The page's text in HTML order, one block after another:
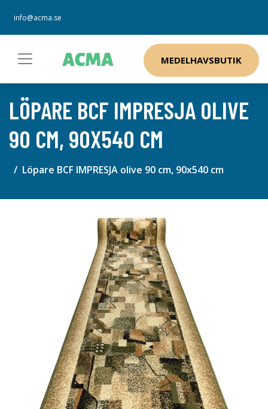
info@acma.se
MEDELHAVSBUTIK
LÖPARE BCF IMPRESJA OLIVE
90 CM, 90X540 CM
Löpare BCF IMPRESJA olive 90 cm, 90x540 cm